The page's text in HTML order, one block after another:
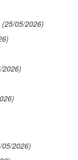
(25/05/2026)
2026)
05/2026)